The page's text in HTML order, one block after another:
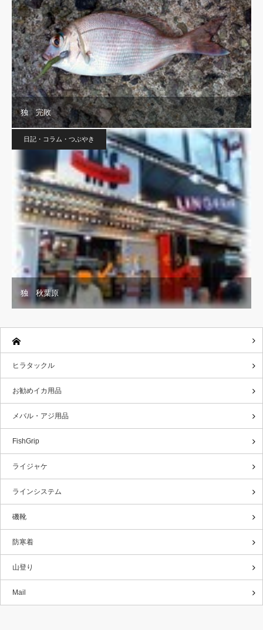
独 完敗
日記・コラム・つぶやき
独 秋葉原
ヒラタックル
お勧めイカ用品
メバル・アジ用品
FishGrip
ライジャケ
ラインシステム
磯靴
防寒着
山登り
Mail